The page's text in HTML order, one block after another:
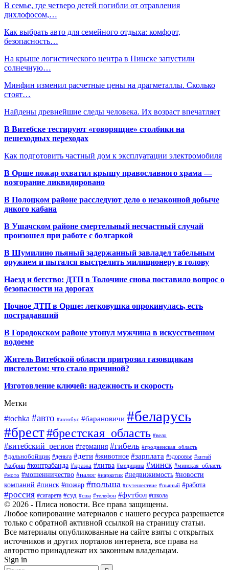
В семье, где четверо детей погибли от отравления
дихлофосом,…
Как выбрать авто для семейного отдыха: комфорт,
безопасность…
На крыше логистического центра в Пинске запустили
солнечную…
Минфин изменил расчетные цены на драгметаллы. Сколько
стоят…
Найдены древнейшие следы человека. Их возраст впечатляет
В Витебске тестируют «говорящие» столбики на
пешеходных переходах
Как подготовить частный дом к эксплуатации электромобиля
В Орше пожар охватил крышу православного храма —
возгорание ликвидировано
В Полоцком районе расследуют дело о незаконной добыче
дикого кабана
В Ушачском районе смертельный несчастный случай
произошел при работе с болгаркой
В Шумилино пьяный задержанный завладел табельным
оружием и пытался выстрелить милиционеру в голову
Наезд и бегство: ДТП в Толочине снова поставило вопрос о
безопасности на дорогах
Ночное ДТП в Орше: легковушка опрокинулась, есть
пострадавший
В Городокском районе утонул мужчина в искусственном
водоеме
Житель Витебской области пригрозил газовщикам
пистолетом: что стало причиной?
Изготовление ключей: надежность и скорость
Метки
#tochka #авто #автобус #барановичи #беларусь
#брест#брестская_область #вело
#витебский_регион #германия #гибель #гродненская_область
#дальнобойщик #деньга #дети #животное #зарплата #здоровье #китай
#кобрин #контрабанда #кража #литва #медицина #минск #минская_область
#мото #мошенничество #налог #наркотик #недвижимость #новости
компаний #пинск #пожар #польша #путешествие #пьяный #работа
#россия #сигарета #суд #сша #телефон #футбол #школа
© 2026 - Плиса новости. Все права защищены.
Любое копирование материалов с нашего ресурса разрешается
только с обратной активной ссылкой на страницу статьи.
Все материалы опубликованные на сайте взяты с открытых
источников и других порталов интернета, все права на
авторство принадлежат их законным владельцам.
Sign in